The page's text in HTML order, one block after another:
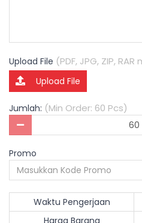
Upload File (PDF, JPG, ZIP,
Upload File
Jumlah: (Min Order: 60 Pcs)
Promo
Waktu Pengerjaan